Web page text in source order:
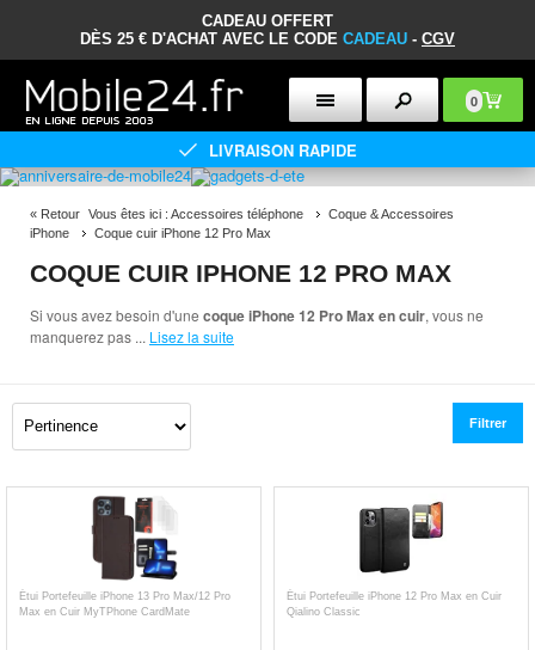
CADEAU OFFERT
DÈS 25 € D'ACHAT AVEC LE CODE CADEAU - CGV
0
LIVRAISON RAPIDE
« Retour Vous êtes ici : Accessoires téléphone
Coque & Accessoires
iPhone
Coque cuir iPhone 12 Pro Max
COQUE CUIR IPHONE 12 PRO MAX
Si vous avez besoin d'une coque iPhone 12 Pro Max en cuir, vous ne
manquerez pas ... Lisez la suite
Filtrer
Étui Portefeuille iPhone 13 Pro Max/12 Pro
Max en Cuir MyTPhone CardMate
Étui Portefeuille iPhone 12 Pro Max en Cuir
Qialino Classic